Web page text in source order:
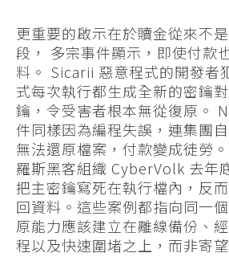
更重要的啟示在於贖金從來不
段， 多宗事件顯示，即使付款
料。 Sicarii 惡意程式的開發者
式每次執行都生成全新的密鑰
鑰，令受害者根本無從復原。
件同樣因為編程失誤，連集團
無法還原檔案，付款變成徒勞
羅斯黑客組織 CyberVolk 去年
把主密鑰寫死在執行檔內，反
回資料。這些案例都指向同一
原能力應該建立在離線備份、
程以及快速圍堵之上，而非寄